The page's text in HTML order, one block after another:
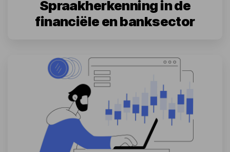
Spraakherkenning in de
financiële en banksector